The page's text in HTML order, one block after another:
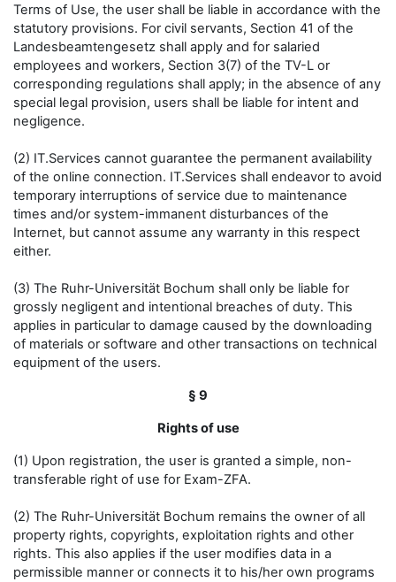
Terms of Use, the user shall be liable in accordance with the
statutory provisions. For civil servants, Section 41 of the
Landesbeamtengesetz shall apply and for salaried
employees and workers, Section 3(7) of the TV-L or
corresponding regulations shall apply; in the absence of any
special legal provision, users shall be liable for intent and
negligence.
(2) IT.Services cannot guarantee the permanent availability
of the online connection. IT.Services shall endeavor to avoid
temporary interruptions of service due to maintenance
times and/or system-immanent disturbances of the
Internet, but cannot assume any warranty in this respect
either.
(3) The Ruhr-Universität Bochum shall only be liable for
grossly negligent and intentional breaches of duty. This
applies in particular to damage caused by the downloading
of materials or software and other transactions on technical
equipment of the users.
§ 9
Rights of use
(1) Upon registration, the user is granted a simple, non-
transferable right of use for Exam-ZFA.
(2) The Ruhr-Universität Bochum remains the owner of all
property rights, copyrights, exploitation rights and other
rights. This also applies if the user modifies data in a
permissible manner or connects it to his/her own programs